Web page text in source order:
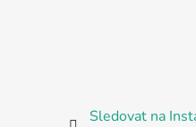
Sledovat na